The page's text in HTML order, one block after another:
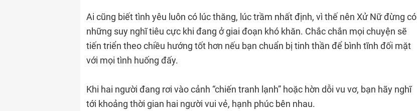
Ai cũng biết tình yêu luôn có lúc thăng, lúc trầm nhất định, vì thế nên Xử Nữ đừng có
những suy nghĩ tiêu cực khi đang ở giai đoạn khó khăn. Chắc chắn mọi chuyện sẽ
tiến triển theo chiều hướng tốt hơn nếu bạn chuẩn bị tinh thần để bình tĩnh đối mặt
với mọi tình huống đấy.
Khi hai người đang rơi vào cảnh “chiến tranh lạnh” hoặc hờn dỗi vu vơ, bạn hãy nghĩ
tới khoảng thời gian hai người vui vẻ, hạnh phúc bên nhau.